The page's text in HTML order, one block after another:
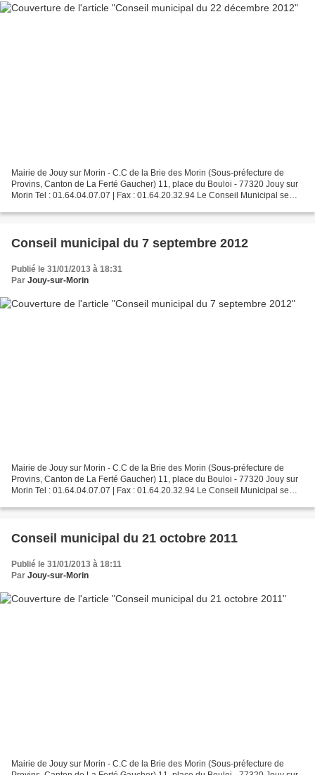
Mairie de Jouy sur Morin - C.C de la Brie des Morin (Sous-préfecture de
Provins, Canton de La Ferté Gaucher) 11, place du Bouloi - 77320 Jouy sur
Morin Tel : 01.64.04.07.07 | Fax : 01.64.20.32.94 Le Conseil Municipal se
Conseil municipal du 7 septembre 2012
Publié le 31/01/2013 à 18:31
Par Jouy-sur-Morin
Mairie de Jouy sur Morin - C.C de la Brie des Morin (Sous-préfecture de
Provins, Canton de La Ferté Gaucher) 11, place du Bouloi - 77320 Jouy sur
Morin Tel : 01.64.04.07.07 | Fax : 01.64.20.32.94 Le Conseil Municipal se
Conseil municipal du 21 octobre 2011
Publié le 31/01/2013 à 18:11
Par Jouy-sur-Morin
Mairie de Jouy sur Morin - C.C de la Brie des Morin (Sous-préfecture de